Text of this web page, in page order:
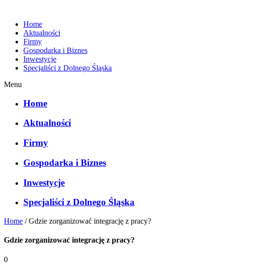
Home
Aktualności
Firmy
Gospodarka i Biznes
Inwestycje
Specjaliści z Dolnego Śląska
Menu
Home
Aktualności
Firmy
Gospodarka i Biznes
Inwestycje
Specjaliści z Dolnego Śląska
Home /Gdzie zorganizować integrację z pracy?
Gdzie zorganizować integrację z pracy?
0